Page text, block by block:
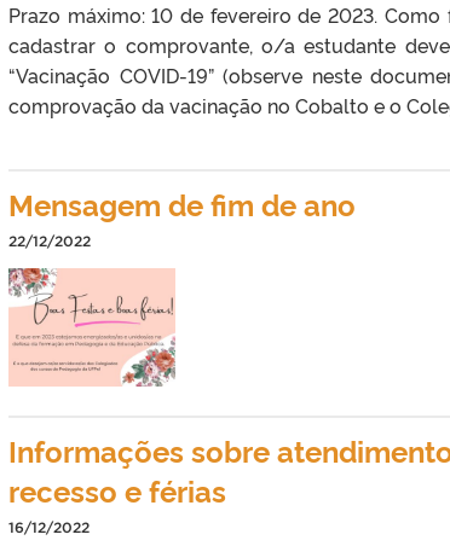
Prazo máximo: 10 de fevereiro de 2023.
cadastrar o comprovante, o/a estudante
“Vacinação COVID-19” (observe neste
comprovação da vacinação no Cobalto e o
Mensagem de fim de ano
22/12/2022
Informações sobre
recesso e férias
16/12/2022